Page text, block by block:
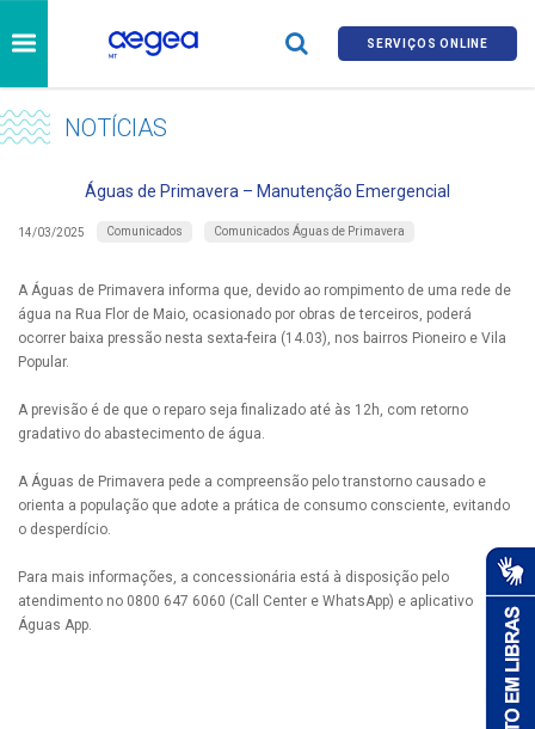
SERVIÇOS ONLINE
NOTÍCIAS
Águas de Primavera – Manutenção Emergencial
14/03/2025 Comunicados Comunicados Águas de Primavera
A Águas de Primavera informa que, devido ao rompimento de uma rede de
água na Rua Flor de Maio, ocasionado por obras de terceiros, poderá
ocorrer baixa pressão nesta sexta-feira (14.03), nos bairros Pioneiro e Vila
Popular.
A previsão é de que o reparo seja finalizado até às 12h, com retorno
gradativo do abastecimento de água.
A Águas de Primavera pede a compreensão pelo transtorno causado e
orienta a população que adote a prática de consumo consciente, evitando
o desperdício.
Para mais informações, a concessionária está à disposição pelo
atendimento no 0800 647 6060 (Call Center e WhatsApp) e aplicativo
Águas App.